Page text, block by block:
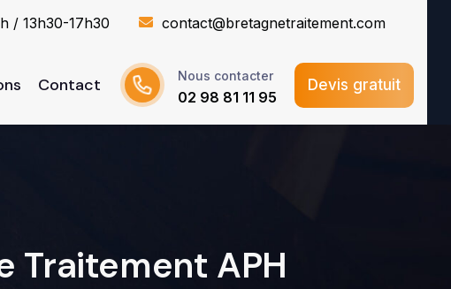
/ 13h30-17h30 contact@bretagnetraitement.com
Contact Nous contacter
02 98 81 11 95
Devis gratuit
Traitement APH